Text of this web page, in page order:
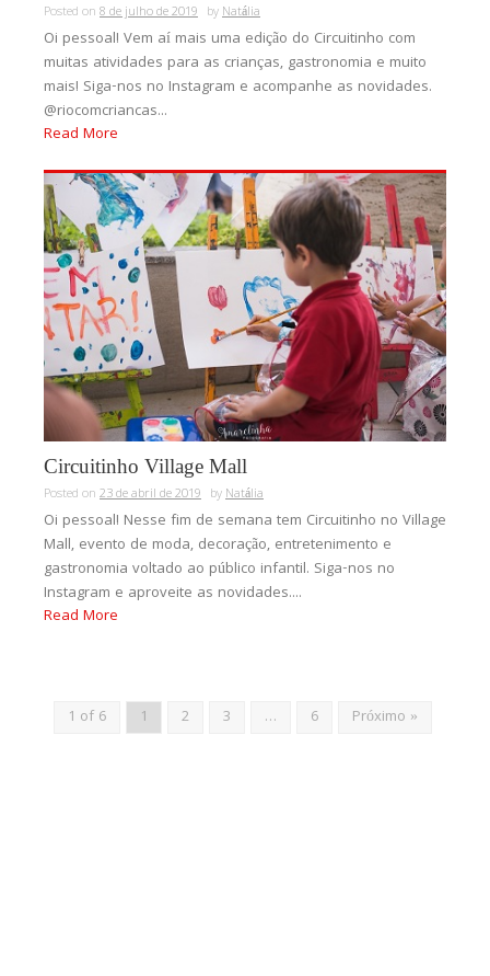
Posted on 8 de julho de 2019 byNatália
Oi pessoal! Vem aí mais uma edição do Circuitinho com
muitas atividades para as crianças, gastronomia e muito
mais! Siga-nos no Instagram e acompanhe as novidades.
@riocomcriancas...
Read More
Circuitinho Village Mall
Posted on 23 de abril de 2019 byNatália
Oi pessoal! Nesse fim de semana tem Circuitinho no Village
Mall, evento de moda, decoração, entretenimento e
gastronomia voltado ao público infantil. Siga-nos no
Instagram e aproveite as novidades....
Read More
1 of 6 1 2 3 … 6 Próximo »